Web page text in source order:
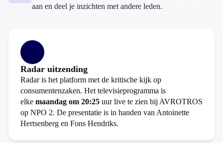
aan en deel je inzichten met andere leden.
Radar uitzending
Radar is het platform met de kritische kijk op
consumentenzaken. Het televisieprogramma is
elke maandag om 20:25 uur live te zien bij AVROTROS
op NPO 2. De presentatie is in handen van Antoinette
Hertsenberg en Fons Hendriks.